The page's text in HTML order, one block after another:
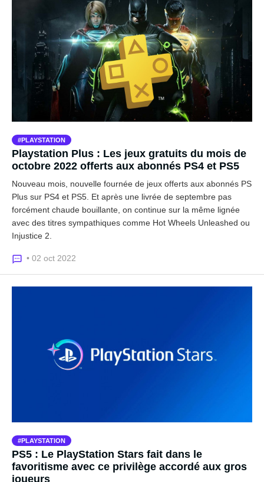
PLAYSTATION
Playstation Plus : Les jeux gratuits du mois de
octobre 2022 offerts aux abonnés PS4 et PS5
Nouveau mois, nouvelle fournée de jeux offerts aux abonnés PS
Plus sur PS4 et PS5. Et après une livrée de septembre pas
forcément chaude bouillante, on continue sur la même lignée
avec des titres sympathiques comme Hot Wheels Unleashed ou
Injustice 2.
• 02 oct 2022
PLAYSTATION
PS5 : Le PlayStation Stars fait dans le
favoritisme avec ce privilège accordé aux gros
joueurs